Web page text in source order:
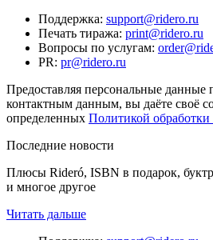
Поддержка: support@ridero.ru
Печать тиража: print@ridero.ru
Вопросы по услугам:
PR: pr@ridero.ru
Предоставляя персональные данные
контактным данным, вы даёте своё
определенных Политикой
Последние новости
Плюсы Rideró, ISBN в подарок,
и многое другое
Читать дальше